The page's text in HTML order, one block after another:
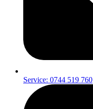
Service: 0744 519 760